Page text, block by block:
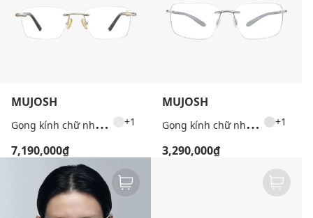
MUJOSH
G
ọng kính chữ nhật unisex bản mảnh +1
7,190,000₫
MUJOSH
G
ọng kính chữ nhật unisex bản mảnh +1
3,290,000₫